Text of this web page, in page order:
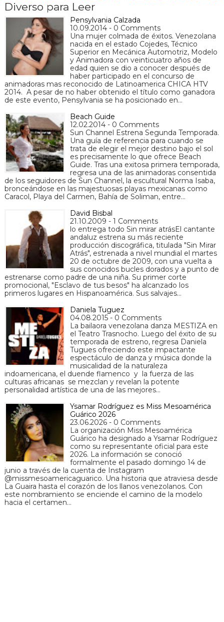
Diverso para Leer
Pensylvania Calzada
10.09.2014 - 0 Comments
Una mujer colmada de éxitos. Venezolana
nacida en el estado Cojedes, Técnico
Superior en Mecánica Automotriz, Modelo
y Animadora con veinticuatro años de
edad quien se dio a conocer después de
haber participado en el concurso de
animadoras mas reconocido de Latinoamerica CHICA HTV
2014. A pesar de no haber obtenido el título como ganadora
de este evento, Pensylvania se ha posicionado en…
Beach Guide
12.02.2014 - 0 Comments
Sun Channel Estrena Segunda Temporada.
Una guía de referencia para cuando se
trata de elegir el mejor destino bajo el sol
es precisamente lo que ofrece Beach
Guide. Tras una exitosa primera temporada,
regresa una de las animadoras consentida
de los seguidores de Sun Channel, la escultural Norma Isaba,
bronceándose en las majestuosas playas mexicanas como
Caracol, Playa del Carmen, Bahía de Soliman, entre…
David Bisbal
21.10.2009 - 1 Comments
lo entrega todo Sin mirar atrásEl cantante
andaluz estrena su más reciente
producción discográfica, titulada "Sin Mirar
Atrás", estrenada a nivel mundial el martes
20 de octubre de 2009, con una vuelta a
sus conocidos bucles dorados y a punto de
estrenarse como padre de una niña. Su primer corte
promocional, "Esclavo de tus besos" ha alcanzado los
primeros lugares en Hispanoamérica. Sus salvajes…
Daniela Tuguez
04.08.2015 - 0 Comments
La bailaora venezolana danza MESTIZA en
el Teatro Trasnocho. Luego del éxito de su
temporada de estreno, regresa Daniela
Tugues ofreciendo este impactante
espectáculo de danza y música donde la
musicalidad de la naturaleza
indoamericana, el duende flamenco y la fuerza de las
culturas africanas se mezclan y revelan la potente
personalidad artística de una de las mejores…
Ysamar Rodríguez es Miss Mesoamérica
Guárico 2026
23.06.2026 - 0 Comments
La organización Miss Mesoamérica
Guárico ha designado a Ysamar Rodríguez
como su representante oficial para este
2026. La información se conoció
formalmente el pasado domingo 14 de
junio a través de la cuenta de Instagram
@missmesoamericaguarico. Una historia que atraviesa desde
La Guaira hasta el corazón de los llanos venezolanos. Con
este nombramiento se enciende el camino de la modelo
hacia el certamen…